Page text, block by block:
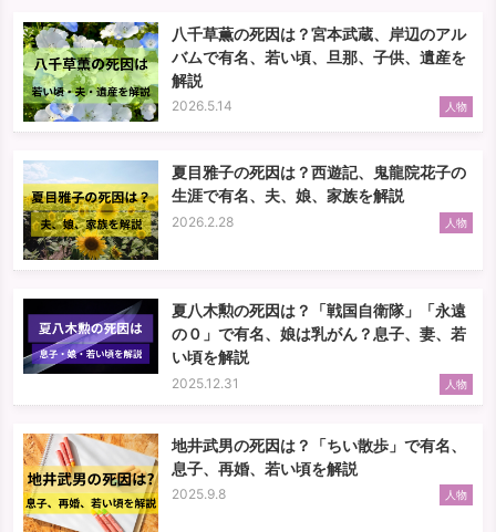
八千草薫の死因は？宮本武蔵、岸辺のアル
バムで有名、若い頃、旦那、子供、遺産を
解説
2026.5.14 人物
夏目雅子の死因は？西遊記、鬼龍院花子の
生涯で有名、夫、娘、家族を解説
2026.2.28 人物
夏八木勲の死因は？「戦国自衛隊」「永遠
の０」で有名、娘は乳がん？息子、妻、若
い頃を解説
2025.12.31 人物
地井武男の死因は？「ちい散歩」で有名、
息子、再婚、若い頃を解説
2025.9.8 人物